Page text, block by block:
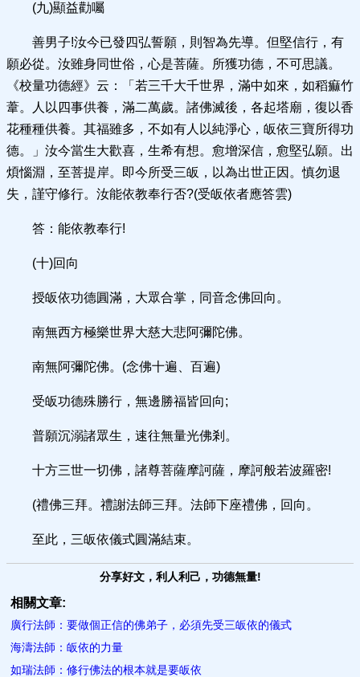
(九)顯益勸囑
善男子!汝今已發四弘誓願，則智為先導。但堅信行，有
願必從。汝雖身同世俗，心是菩薩。所獲功德，不可思議。
《校量功德經》云：「若三千大千世界，滿中如來，如稻痲竹
葦。人以四事供養，滿二萬歲。諸佛滅後，各起塔廟，復以香
花種種供養。其福雖多，不如有人以純淨心，皈依三寶所得功
德。」汝今當生大歡喜，生希有想。愈增深信，愈堅弘願。出
煩惱淵，至菩提岸。即今所受三皈，以為出世正因。慎勿退
失，謹守修行。汝能依教奉行否?(受皈依者應答雲)
答：能依教奉行!
(十)回向
授皈依功德圓滿，大眾合掌，同音念佛回向。
南無西方極樂世界大慈大悲阿彌陀佛。
南無阿彌陀佛。(念佛十遍、百遍)
受皈功德殊勝行，無邊勝福皆回向;
普願沉溺諸眾生，速往無量光佛剎。
十方三世一切佛，諸尊菩薩摩訶薩，摩訶般若波羅密!
(禮佛三拜。禮謝法師三拜。法師下座禮佛，回向。
至此，三皈依儀式圓滿結束。
分享好文，利人利己，功德無量!
相關文章:
廣行法師：要做個正信的佛弟子，必須先受三皈依的儀式
海濤法師：皈依的力量
如瑞法師：修行佛法的根本就是要皈依